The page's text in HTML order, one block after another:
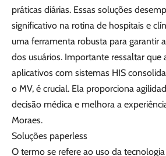
práticas diárias. Essas soluções
significativo na rotina de hospitais e
uma ferramenta robusta para garantir
dos usuários. Importante ressaltar que
aplicativos com sistemas HIS
o MV, é crucial. Ela proporciona
decisão médica e melhora a
Moraes.
Soluções paperless
O termo se refere ao uso da